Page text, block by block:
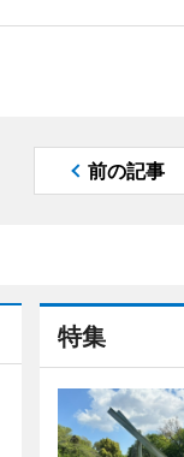
前の記事
特集